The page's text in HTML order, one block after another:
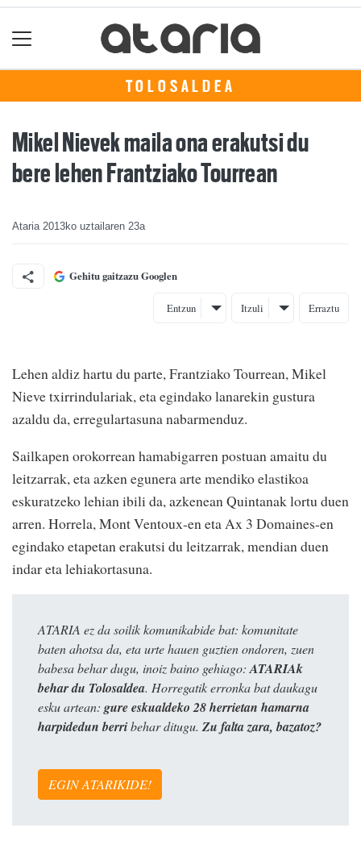
TOLOSALDEA
Mikel Nievek maila ona erakutsi du
bere lehen Frantziako Tourrean
Ataria 2013ko uztailaren 23a
Gehitu gaitzazu Googlen
Entzun Itzuli Erraztu
Lehen aldiz hartu du parte, Frantziako Tourrean, Mikel
Nieve txirrindulariak, eta egindako lanarekin gustura
azaldu da, erregulartasuna nabarmenduz.
Sailkapen orokorrean hamabigarren postuan amaitu du
leitzarrak, eta azken egunera arte mendiko elastikoa
eskuratzeko lehian ibili da, azkenean Quintanak lortu duen
arren. Horrela, Mont Ventoux-en eta Ax 3 Domaines-en
egindako etapetan erakutsi du leitzarrak, mendian duen
indar eta lehiakortasuna.
ATARIA ez da soilik komunikabide bat: komunitate
baten ahotsa da, eta urte hauen guztien ondoren, zuen
babesa behar dugu, inoiz baino gehiago: ATARIAk
behar du Tolosaldea. Horregatik erronka bat daukagu
esku artean: gure eskualdeko 28 herrietan hamarna
harpidedun berribehar ditugu. Zu falta zara, bazatoz?
EGIN ATARIKIDE!